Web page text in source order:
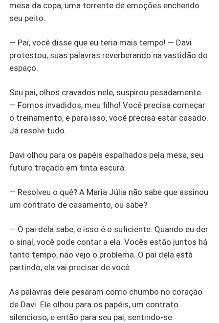
mesa da copa, uma torrente de emoções enchendo
seu peito.
— Pai, você disse que eu teria mais tempo! — Davi
protestou, suas palavras reverberando na vastidão do
espaço.
Seu pai, olhos cravados nele, suspirou pesadamente.
— Fomos invadidos, meu filho! Você precisa começar
o treinamento, e para isso, você precisa estar casado.
Já resolvi tudo.
Davi olhou para os papéis espalhados pela mesa, seu
futuro traçado em tinta escura.
— Resolveu o quê? A Maria Júlia não sabe que assinou
um contrato de casamento, ou sabe?
— O pai dela sabe, e isso é o suficiente. Quando eu der
o sinal, você pode contar a ela. Vocês estão juntos há
tanto tempo, não vejo o problema. O pai dela está
partindo, ela vai precisar de você.
As palavras dele pesaram como chumbo no coração
de Davi. Ele olhou para os papéis, um contrato
silencioso, e então para seu pai, sentindo-se